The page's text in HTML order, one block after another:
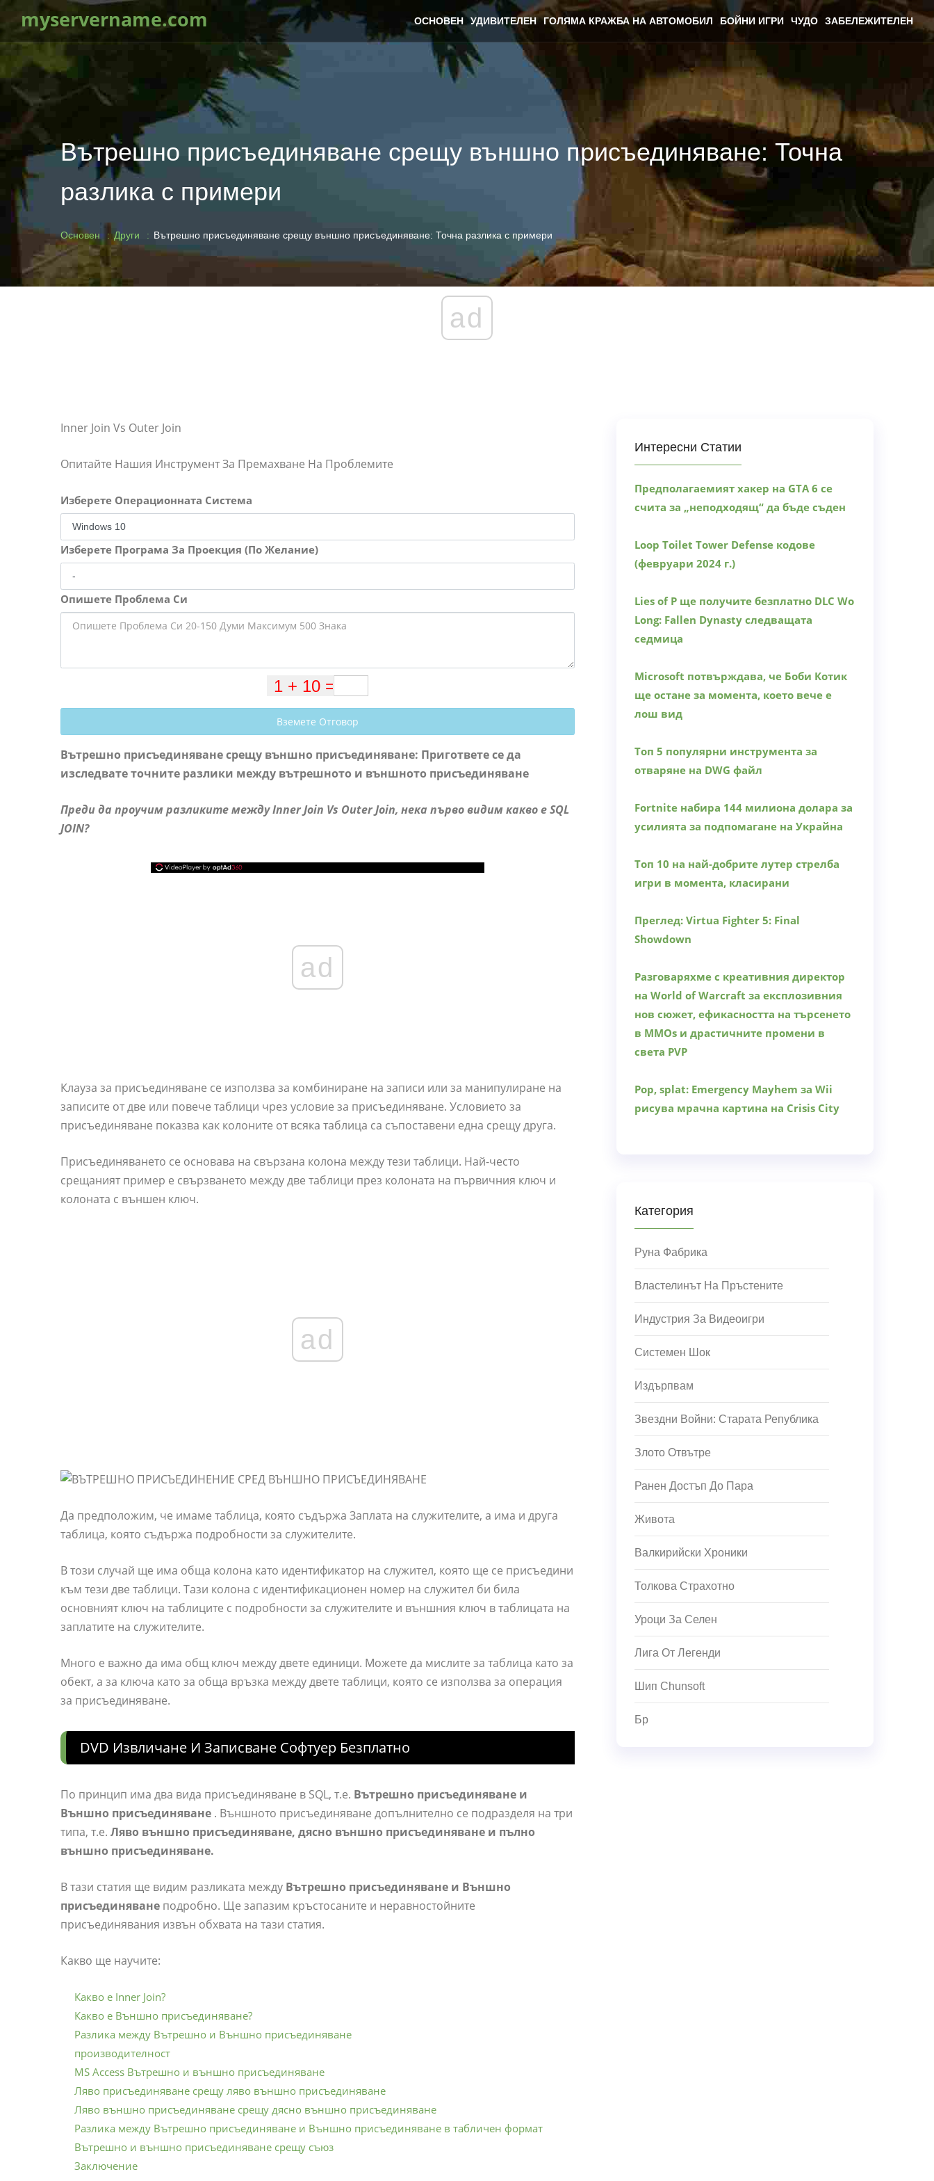
myservername.com ОСНОВЕН УДИВИТЕЛЕН ГОЛЯМА КРАЖБА НА АВТОМОБИЛ БОЙНИ ИГРИ ЧУДО ЗАБЕЛЕЖИТЕЛЕН
Вътрешно присъединяване срещу външно присъединяване: Точна
разлика с примери
Основен Други Вътрешно присъединяване срещу външно присъединяване: Точна разлика с примери
ad
Inner Join Vs Outer Join
Опитайте Нашия Инструмент За Премахване На Проблемите
Изберете Операционната Система
Изберете Програма За Проекция (По Желание)
Опишете Проблема Си
Вземете Отговор
Вътрешно присъединяване срещу външно присъединяване: Пригответе се да
изследвате точните разлики между вътрешното и външното присъединяване
Преди да проучим разликите между Inner Join Vs Outer Join, нека първо видим какво е SQL
JOIN?
ad
Клауза за присъединяване се използва за комбиниране на записи или за манипулиране на
записите от две или повече таблици чрез условие за присъединяване. Условието за
присъединяване показва как колоните от всяка таблица са съпоставени една срещу друга.
Присъединяването се основава на свързана колона между тези таблици. Най-често
срещаният пример е свързването между две таблици през колоната на първичния ключ и
колоната с външен ключ.
ad
Да предположим, че имаме таблица, която съдържа Заплата на служителите, а има и друга
таблица, която съдържа подробности за служителите.
В този случай ще има обща колона като идентификатор на служител, която ще се присъедини
към тези две таблици. Тази колона с идентификационен номер на служител би била
основният ключ на таблиците с подробности за служителите и външния ключ в таблицата на
заплатите на служителите.
Много е важно да има общ ключ между двете единици. Можете да мислите за таблица като за
обект, а за ключа като за обща връзка между двете таблици, която се използва за операция
за присъединяване.
DVD Извличане И Записване Софтуер Безплатно
По принцип има два вида присъединяване в SQL, т.е. Вътрешно присъединяване и
Външно присъединяване . Външното присъединяване допълнително се подразделя на три
типа, т.е. Ляво външно присъединяване, дясно външно присъединяване и пълно
външно присъединяване.
В тази статия ще видим разликата между Вътрешно присъединяване и Външно
присъединяване подробно. Ще запазим кръстосаните и неравностойните
присъединявания извън обхвата на тази статия.
Какво ще научите:
Какво е Inner Join?
Какво е Външно присъединяване?
Разлика между Вътрешно и Външно присъединяване
производителност
MS Access Вътрешно и външно присъединяване
Ляво присъединяване срещу ляво външно присъединяване
Ляво външно присъединяване срещу дясно външно присъединяване
Разлика между Вътрешно присъединяване и Външно присъединяване в табличен формат
Вътрешно и външно присъединяване срещу съюз
Заключение
Интересни Статии
Предполагаемият хакер на GTA 6 се
счита за „неподходящ“ да бъде съден
Loop Toilet Tower Defense кодове
(февруари 2024 г.)
Lies of P ще получите безплатно DLC Wo
Long: Fallen Dynasty следващата
седмица
Microsoft потвърждава, че Боби Котик
ще остане за момента, което вече е
лош вид
Топ 5 популярни инструмента за
отваряне на DWG файл
Fortnite набира 144 милиона долара за
усилията за подпомагане на Украйна
Топ 10 на най-добрите лутер стрелба
игри в момента, класирани
Преглед: Virtua Fighter 5: Final
Showdown
Разговаряхме с креативния директор
на World of Warcraft за експлозивния
нов сюжет, ефикасността на търсенето
в MMOs и драстичните промени в
света PVP
Pop, splat: Emergency Mayhem за Wii
рисува мрачна картина на Crisis City
Категория
Руна Фабрика
Властелинът На Пръстените
Индустрия За Видеоигри
Системен Шок
Издърпвам
Звездни Войни: Старата Република
Злото Отвътре
Ранен Достъп До Пара
Живота
Валкирийски Хроники
Толкова Страхотно
Уроци За Селен
Лига От Легенди
Шип Chunsoft
Бр